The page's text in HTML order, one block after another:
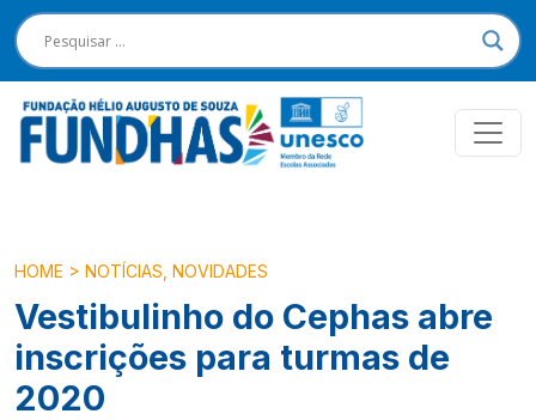
HOME > NOTÍCIAS NOVIDADES
Vestibulinho do Cephas abre
inscrições para turmas de
2020